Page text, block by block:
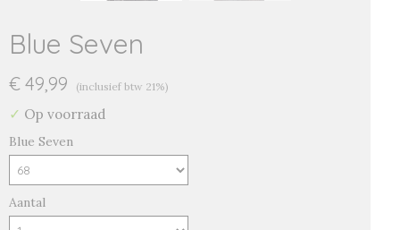
Blue Seven
€ 49,99 (inclusief btw 21%)
✓ Op voorraad
Blue Seven
Aantal